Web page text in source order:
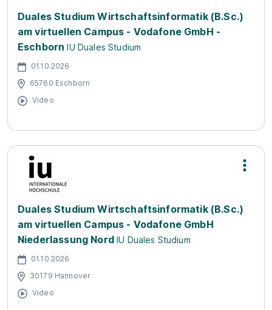
Duales Studium Wirtschaftsinformatik (B.Sc.)
am virtuellen Campus - Vodafone GmbH -
Eschborn IU Duales Studium
01.10.2026
65760 Eschborn
Video
Duales Studium Wirtschaftsinformatik (B.Sc.)
am virtuellen Campus - Vodafone GmbH
Niederlassung Nord IU Duales Studium
01.10.2026
30179 Hannover
Video